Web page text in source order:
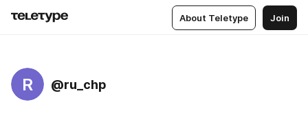
About Teletype Join
R @ru_chp